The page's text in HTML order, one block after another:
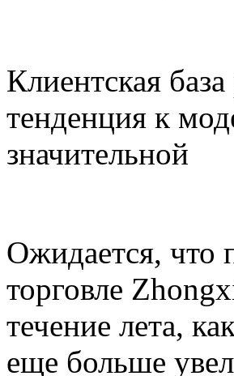
Клиентская
тенденция к
значительной
Ожидается, что
торговле
течение лета,
еще больше